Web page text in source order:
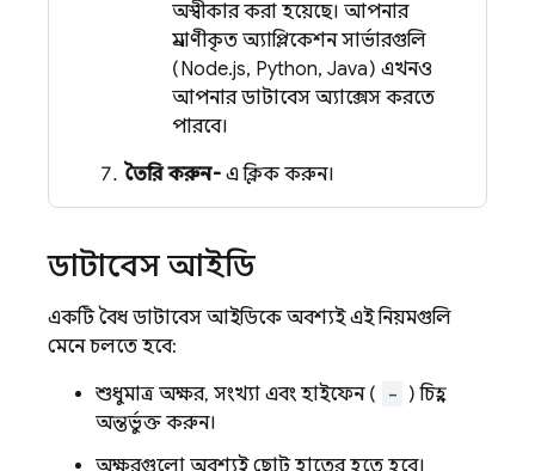
অস্বীকার করা হয়েছে। আপনার
প্রমাণীকৃত অ্যাপ্লিকেশন সার্ভারগুলি
(Node.js, Python, Java) এখনও
আপনার ডাটাবেস অ্যাক্সেস করতে
পারবে।
তৈরি করুন-এ ক্লিক করুন।
ডাটাবেস আইডি
একটি বৈধ ডাটাবেস আইডিকে অবশ্যই এই নিয়মগুলি
মেনে চলতে হবে:
শুধুমাত্র অক্ষর, সংখ্যা এবং হাইফেন (
- ) চিহ্ন
অন্তর্ভুক্ত করুন।
অক্ষরগুলো অবশ্যই ছোট হাতের হতে হবে।